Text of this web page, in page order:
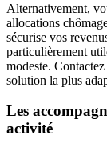
Alternativement,
allocations
sécurise vos
particulièrement
modeste.
solution la plus
Les
activité